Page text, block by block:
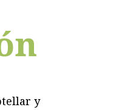
y